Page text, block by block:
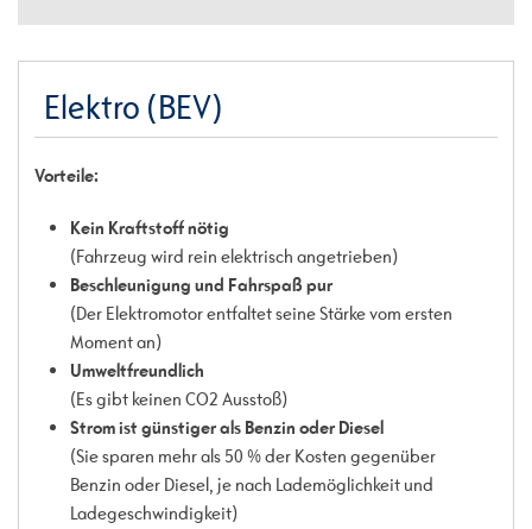
Elektro (BEV)
Vorteile:
Kein Kraftstoff nötig
(Fahrzeug wird rein elektrisch angetrieben)
Beschleunigung und Fahrspaß pur
(Der Elektromotor entfaltet seine Stärke vom ersten
Moment an)
Umweltfreundlich
(Es gibt keinen CO2 Ausstoß)
Strom ist günstiger als Benzin oder Diesel
(Sie sparen mehr als 50 % der Kosten gegenüber
Benzin oder Diesel, je nach Lademöglichkeit und
Ladegeschwindigkeit)